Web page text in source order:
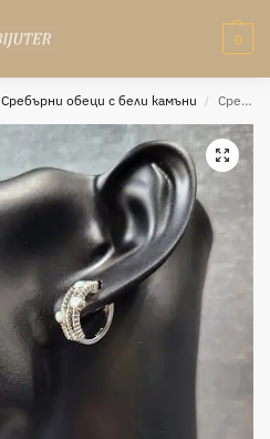
0
Сребърни обеци с бели камъни / Сребърни обеци Opal